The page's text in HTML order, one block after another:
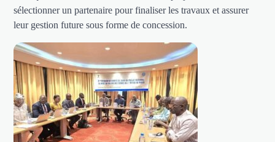
sélectionner un partenaire pour finaliser les travaux et assurer
leur gestion future sous forme de concession.